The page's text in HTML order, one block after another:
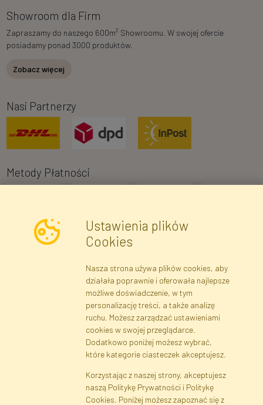
Showroom dla Firm
Zapraszamy do naszego 600m2 Showroomu. W swojej ofercie
posiadamy ponad 3000 produktów.
Zobacz więcej
Nasi Partnerzy
Metody Płatności
Zapisz się
Dane rejestrowe Regulamin
Polityka Prywatności
Pomoc
Mapa serwisu
Cookies Język
Ustawienia plików
Cookies
Nasza strona używa plików cookies, aby
działała poprawnie i oferowała najlepsze
możliwe doświadczenie, w tym
personalizację treści, a także analizę
ruchu. Możesz zarządzać ustawieniami
cookies w swojej przeglądarce.
Dodatkowo poniżej możesz wybrać,
które kategorie ciasteczek akceptujesz.
Korzystając z naszej strony, akceptujesz
naszą Politykę Prywatności i Politykę
Cookies. Poniżej możesz zapoznać się z